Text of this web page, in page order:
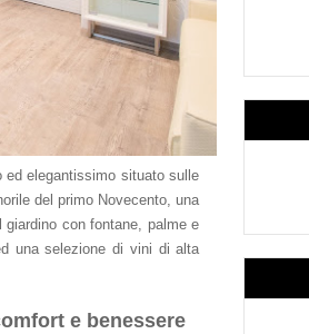
ed elegantissimo situato sulle
del primo Novecento, una
con fontane, palme e
una selezione di vini di alta
e benessere